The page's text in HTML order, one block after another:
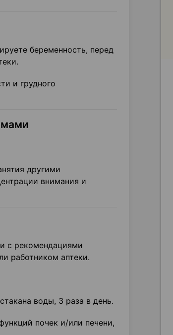
беременность, перед
и грудного
другими
внимания и
с рекомендациями
работником аптеки.
воды, 3 раза в день.
почек и/или печени,